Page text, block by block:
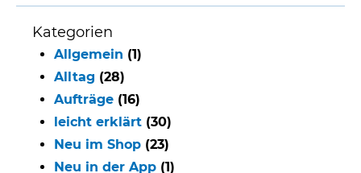
Kategorien
Allgemein (1)
Alltag (28)
Aufträge (16)
leicht erklärt (30)
Neu im Shop (23)
Neu in der App (1)